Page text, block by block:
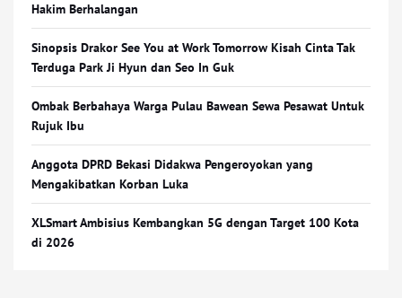
Hakim Berhalangan
Sinopsis Drakor See You at Work Tomorrow Kisah Cinta Tak
Terduga Park Ji Hyun dan Seo In Guk
Ombak Berbahaya Warga Pulau Bawean Sewa Pesawat Untuk
Rujuk Ibu
Anggota DPRD Bekasi Didakwa Pengeroyokan yang
Mengakibatkan Korban Luka
XLSmart Ambisius Kembangkan 5G dengan Target 100 Kota
di 2026